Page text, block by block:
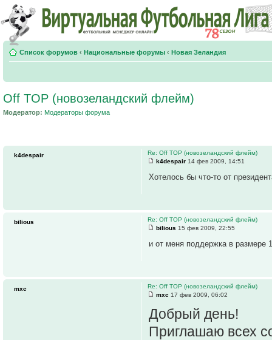
Список форумов ‹ Национальные форумы ‹ Новая Зеландия
Off TOP (новозеландский флейм)
Модератор: Модераторы форума
Re: Off TOP (новозеландский флейм)
k4despair 14 фев 2009, 14:51
Хотелось бы что-то от
k4despair
Re: Off TOP (новозеландский флейм)
bilious 15 фев 2009, 22:55
и от меня поддержка в размере
bilious
Re: Off TOP (новозеландский флейм)
mxc 17 фев 2009, 06:02
Добрый день!
Приглашаю всех
mxc